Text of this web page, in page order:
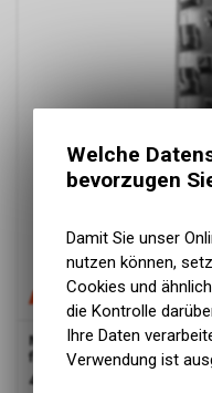
Maxxis Velopneu 57-622
falt
44.50
Welche
bevorzugen
Damit Sie unser
nutzen können,
Cookies und
die Kontrolle
Ihre Daten
Verwendung ist